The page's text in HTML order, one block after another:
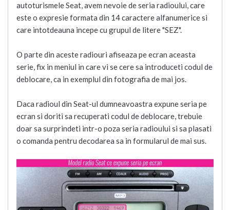
autoturismele Seat, avem nevoie de seria radioului, care
este o expresie formata din 14 caractere alfanumerice si
care intotdeauna incepe cu grupul de litere "SEZ".
O parte din aceste radiouri afiseaza pe ecran aceasta
serie, fix in meniul in care vi se cere sa introduceti codul de
deblocare, ca in exemplul din fotografia de mai jos.
Daca radioul din Seat-ul dumneavoastra expune seria pe
ecran si doriti sa recuperati codul de deblocare, trebuie
doar sa surprindeti intr-o poza seria radioului si sa plasati
o comanda pentru decodarea sa in formularul de mai sus.